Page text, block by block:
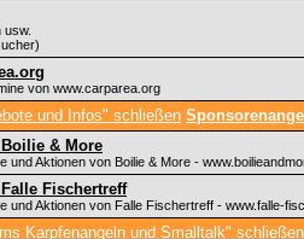
von www.carparea.org
& More
und Aktionen von Boilie & More -
Fischertreff
und Aktionen von Falle Fischertreff - www.falle-